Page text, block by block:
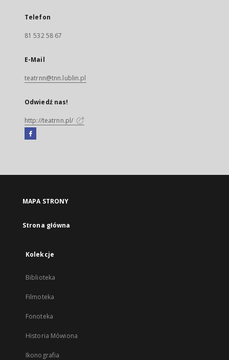
Telefon
81 532 58 67
E-Mail
teatrnn@tnn.lublin.pl
Odwiedź nas!
http://teatrnn.pl/
Facebook
się
karcie
MAPA STRONY
Strona główna
Kolekcje
Biblioteka
Filmoteka
Fonoteka
Historia Mówiona
Ikonografia